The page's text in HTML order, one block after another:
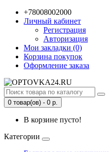
+78008002000
Личный кабинет
Регистрация
Авторизация
Мои закладки (0)
Корзина покупок
Оформление заказа
0 товар(ов) - 0 р.
В корзине пусто!
Категории